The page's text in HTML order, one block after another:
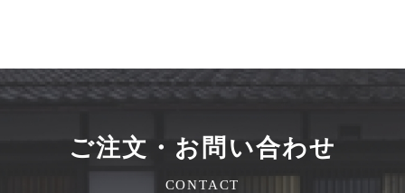
ご注文・お問い合わせ
CONTACT